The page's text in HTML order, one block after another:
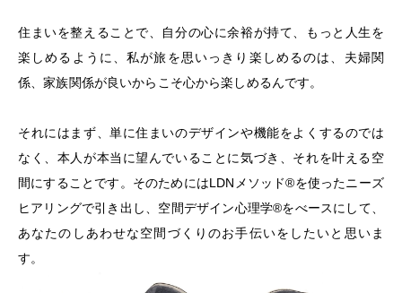
住まいを整えることで、自分の心に余裕が持て、もっと人生を
楽しめるように、私が旅を思いっきり楽しめるのは、夫婦関
係、家族関係が良いからこそ心から楽しめるんです。
それにはまず、単に住まいのデザインや機能をよくするのでは
なく、本人が本当に望んでいることに気づき、それを叶える空
間にすることです。そのためにはLDNメソッド®︎を使ったニーズ
ヒアリングで引き出し、空間デザイン心理学®をべースにして、
あなたのしあわせな空間づくりのお手伝いをしたいと思いま
す。